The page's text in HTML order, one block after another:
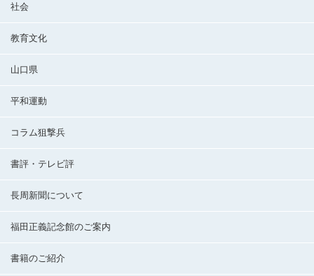
社会
教育文化
山口県
平和運動
コラム狙撃兵
書評・テレビ評
長周新聞について
福田正義記念館のご案内
書籍のご紹介